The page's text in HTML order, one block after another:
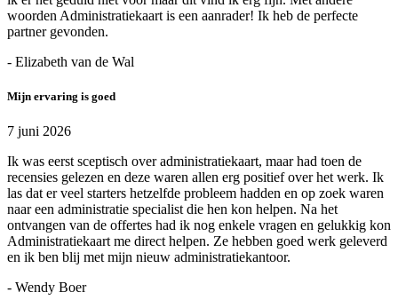
woorden Administratiekaart is een aanrader! Ik heb de perfecte
partner gevonden.
- Elizabeth van de Wal
Mijn ervaring is goed
7 juni 2026
Ik was eerst sceptisch over administratiekaart, maar had toen de
recensies gelezen en deze waren allen erg positief over het werk. Ik
las dat er veel starters hetzelfde probleem hadden en op zoek waren
naar een administratie specialist die hen kon helpen. Na het
ontvangen van de offertes had ik nog enkele vragen en gelukkig kon
Administratiekaart me direct helpen. Ze hebben goed werk geleverd
en ik ben blij met mijn nieuw administratiekantoor.
- Wendy Boer